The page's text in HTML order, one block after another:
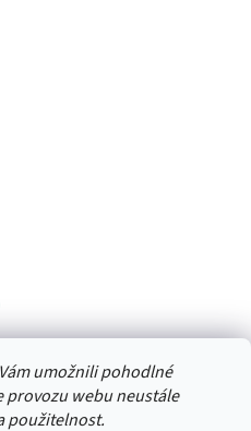
umožnili pohodlné
provozu webu neustále
použitelnost.
se přes Seznam